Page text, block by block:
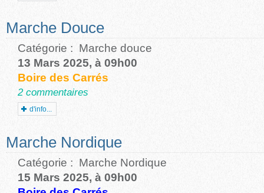
Marche Douce
Catégorie : Marche douce
13 Mars 2025, à 09h00
Boire des Carrés
2 commentaires
d'info...
Marche Nordique
Catégorie : Marche Nordique
15 Mars 2025, à 09h00